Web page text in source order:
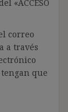
«ACCESO
correo
a través
que